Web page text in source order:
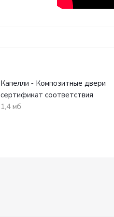
Капелли - Композитные двери
сертификат соответствия
1,4 мб